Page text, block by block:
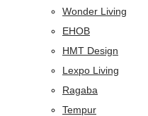
Wonder Living
EHOB
HMT Design
Lexpo Living
Ragaba
Tempur